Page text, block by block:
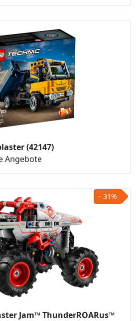
(42147)
Angebote
- 31%
Jam™ ThunderROARus™